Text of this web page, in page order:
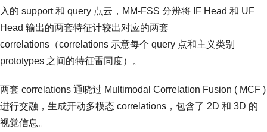
入的 support 和 query 点云，MM-FSS 分辨将 IF Head 和 UF
Head 输出的两套特征计较出对应的两套
correlations（correlations 示意每个 query 点和主义类别
prototypes 之间的特征雷同度）。
两套 correlations 通晓过 Multimodal Correlation Fusion ( MCF )
进行交融，生成开动多模态 correlations，包含了 2D 和 3D 的
视觉信息。